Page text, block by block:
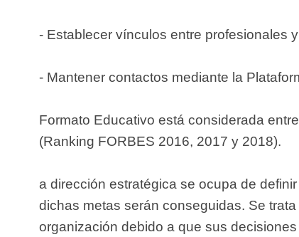
- Establecer vínculos entre profesionales
- Mantener contactos mediante la
Formato Educativo está considerada
(Ranking FORBES 2016, 2017 y 2018).
a dirección estratégica se ocupa de
dichas metas serán conseguidas. Se
organización debido a que sus